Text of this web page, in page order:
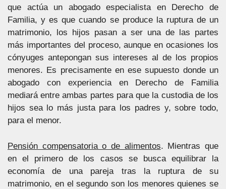
que actúa un abogado especialista en Derecho de
Familia, y es que cuando se produce la ruptura de un
matrimonio, los hijos pasan a ser una de las partes
más importantes del proceso, aunque en ocasiones los
cónyuges antepongan sus intereses al de los propios
menores. Es precisamente en ese supuesto donde un
abogado con experiencia en Derecho de Familia
mediará entre ambas partes para que la custodia de los
hijos sea lo más justa para los padres y, sobre todo,
para el menor.
Pensión compensatoria o de alimentos. Mientras que
en el primero de los casos se busca equilibrar la
economía de una pareja tras la ruptura de su
matrimonio, en el segundo son los menores quienes se